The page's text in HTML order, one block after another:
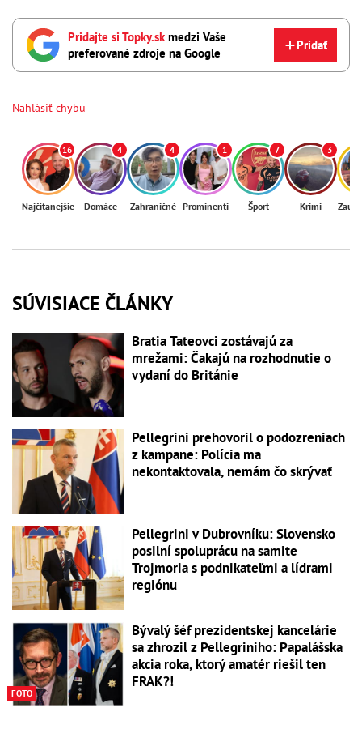
Pridajte si Topky.skmedzi Vaše
preferované zdroje na Google
Pridať
Nahlásiť chybu
16
Najčítanejšie
4
Domáce
4
Zahraničné
1
Prominenti
7
Šport
3
Krimi
SÚVISIACE ČLÁNKY
Bratia Tateovci zostávajú za
mrežami: Čakajú na rozhodnutie o
vydaní do Británie
Pellegrini prehovoril o podozreniach
z kampane: Polícia ma
nekontaktovala, nemám čo skrývať
Pellegrini v Dubrovníku: Slovensko
posilní spoluprácu na samite
Trojmoria s podnikateľmi a lídrami
regiónu
FOTO
Bývalý šéf prezidentskej kancelárie
sa zhrozil z Pellegriniho: Papalášska
akcia roka, ktorý amatér riešil ten
FRAK?!